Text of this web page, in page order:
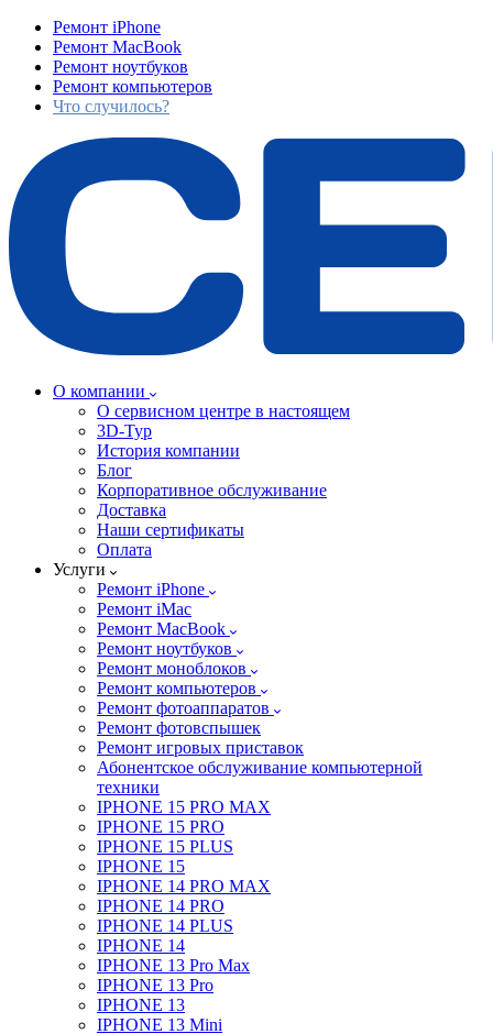
Ремонт iPhone
Ремонт MacBook
Ремонт ноутбуков
Ремонт компьютеров
Что случилось?
О компании
О сервисном центре в настоящем
3D-Тур
История компании
Блог
Корпоративное обслуживание
Доставка
Наши сертификаты
Оплата
Услуги
Ремонт iPhone
Ремонт iMac
Ремонт MacBook
Ремонт ноутбуков
Ремонт моноблоков
Ремонт компьютеров
Ремонт фотоаппаратов
Ремонт фотовспышек
Ремонт игровых приставок
Абонентское обслуживание компьютерной
техники
IPHONE 15 PRO MAX
IPHONE 15 PRO
IPHONE 15 PLUS
IPHONE 15
IPHONE 14 PRO MAX
IPHONE 14 PRO
IPHONE 14 PLUS
IPHONE 14
IPHONE 13 Pro Max
IPHONE 13 Pro
IPHONE 13
IPHONE 13 Mini